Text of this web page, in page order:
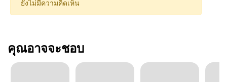
ยังไม่มีความคิดเห็น
คุณอาจจะชอบ